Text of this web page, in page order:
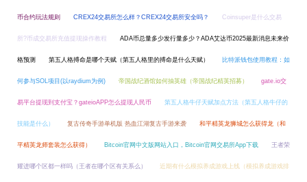
币合约玩法规则 CREX24交易所怎么样？CREX24交易所安全吗？ Coinsuper是什么交易
所?币成交易所充值提现操作教程 ADA币总量多少发行量多少？ADA艾达币2025最新消息未来价
格预测 第五人格搏命是哪个天赋（第五人格里的搏命是什么天赋） 比特派钱包使用教程：如
何参与SOL项目(以raydium为例) 帝国战纪酒馆如何抽英雄（帝国战纪精英招募） gate.io交
易平台提现到支付宝？gateioAPP怎么提现人民币 第五人格牛仔天赋加点方法（第五人格牛仔的
技能是什么） 复古传奇手游单机版 热血江湖复古手游来袭 和平精英龙狮城怎么获得龙（和
平精英龙师套装怎么获得） Bitcoin官网中文版网站入口，Bitcoin官网交易所App下载 王者荣
耀进哪个区都一样吗（王者在哪个区有关系么） 近期有什么模拟养成游戏上线（模拟养成游戏排